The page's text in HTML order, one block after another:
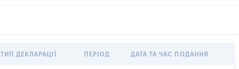
ТИП ДЕКЛАРАЦІЇ ПЕРІОД ДАТА ТА ЧАС ПОДАННЯ